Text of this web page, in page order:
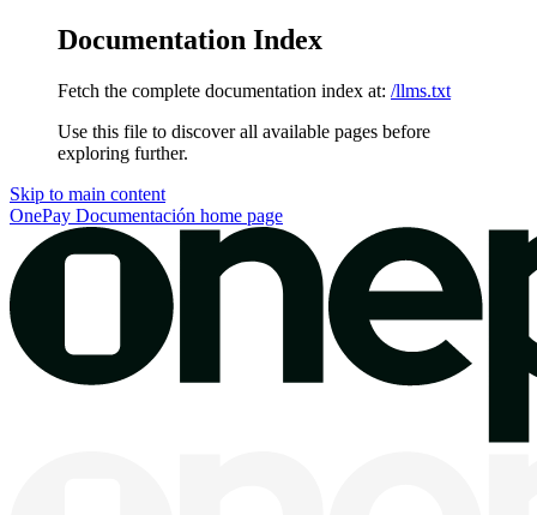
Documentation Index
Fetch the complete documentation index at: /llms.txt
Use this file to discover all available pages before
exploring further.
Skip to main content
OnePay Documentación home page